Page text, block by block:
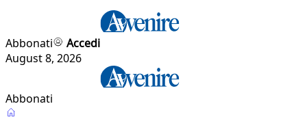
Abbonati
Accedi
August 8, 2026
Abbonati